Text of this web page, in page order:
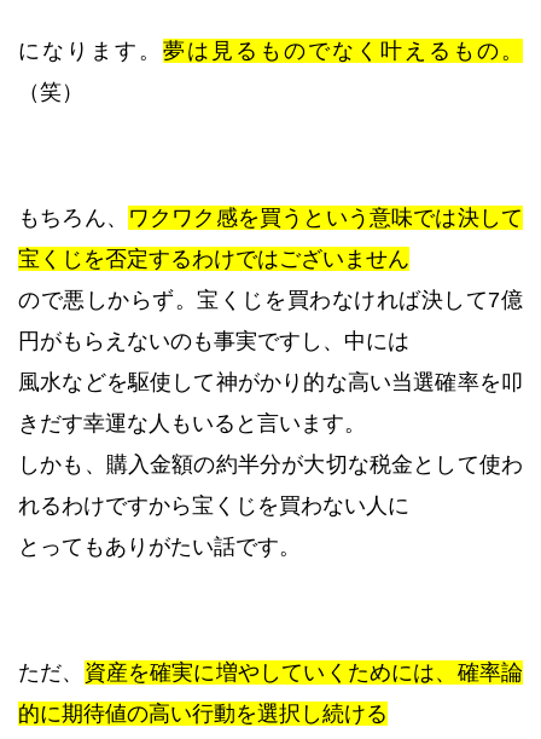
になります。 夢は見るものでなく叶えるもの。
（笑）
もちろん、
ワクワク感を買うという意味では決して
宝くじを否定するわけではございません
ので悪しからず。宝くじを買わなければ決して7億
円がもらえないのも事実ですし、中には
風水などを駆使して神がかり的な高い当選確率を叩
きだす幸運な人もいると言います。
しかも、購入金額の約半分が大切な税金として使わ
れるわけですから宝くじを買わない人に
とってもありがたい話です。
ただ、 資産を確実に増やしていくためには、確率論
的に期待値の高い行動を選択し続ける